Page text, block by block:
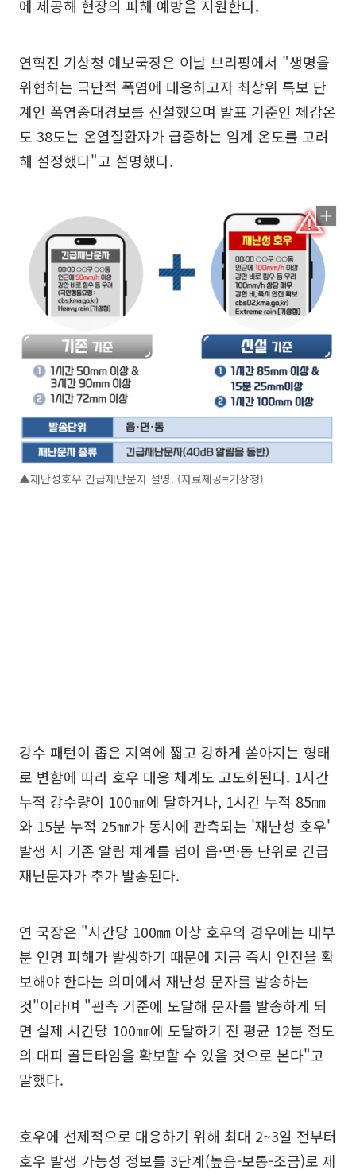
에 제공해 현장의 피해 예방을 지원한다.
연혁진 기상청 예보국장은 이날 브리핑에서 "생명을
위협하는 극단적 폭염에 대응하고자 최상위 특보 단
계인 폭염중대경보를 신설했으며 발표 기준인 체감온
도 38도는 온열질환자가 급증하는 임계 온도를 고려
해 설정했다"고 설명했다.
▲재난성호우 긴급재난문자 설명. (자료제공=기상청)
강수 패턴이 좁은 지역에 짧고 강하게 쏟아지는 형태
로 변함에 따라 호우 대응 체계도 고도화된다. 1시간
누적 강수량이 100㎜에 달하거나, 1시간 누적 85㎜
와 15분 누적 25㎜가 동시에 관측되는 '재난성 호우'
발생 시 기존 알림 체계를 넘어 읍·면·동 단위로 긴급
재난문자가 추가 발송된다.
연 국장은 "시간당 100㎜ 이상 호우의 경우에는 대부
분 인명 피해가 발생하기 때문에 지금 즉시 안전을 확
보해야 한다는 의미에서 재난성 문자를 발송하는
것"이라며 "관측 기준에 도달해 문자를 발송하게 되
면 실제 시간당 100㎜에 도달하기 전 평균 12분 정도
의 대피 골든타임을 확보할 수 있을 것으로 본다"고
말했다.
호우에 선제적으로 대응하기 위해 최대 2~3일 전부터
호우 발생 가능성 정보를 3단계(높음-보통-조금)로 제